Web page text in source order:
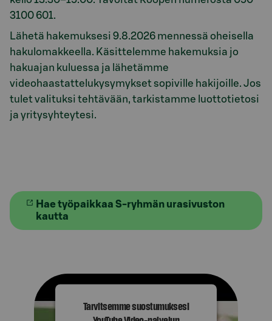
3100 601.
Lähetä hakemuksesi 9.8.2026 mennessä oheisella
hakulomakkeella. Käsittelemme hakemuksia jo
hakuajan kuluessa ja lähetämme
videohaastattelukysymykset sopiville hakijoille. Jos
tulet valituksi tehtävään, tarkistamme luottotietosi
ja yritysyhteytesi.
Hae työpaikkaa S-ryhmän urasivuston
kautta
Tarvitsemme suostumuksesi